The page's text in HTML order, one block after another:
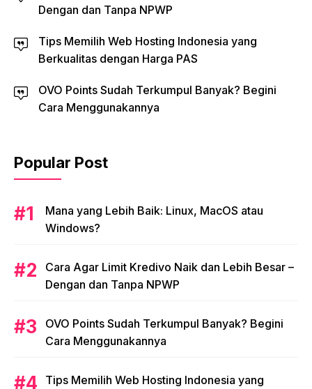
Dengan dan Tanpa NPWP
Tips Memilih Web Hosting Indonesia yang
Berkualitas dengan Harga PAS
OVO Points Sudah Terkumpul Banyak? Begini
Cara Menggunakannya
Popular Post
Mana yang Lebih Baik: Linux, MacOS atau
Windows?
Cara Agar Limit Kredivo Naik dan Lebih Besar –
Dengan dan Tanpa NPWP
OVO Points Sudah Terkumpul Banyak? Begini
Cara Menggunakannya
Tips Memilih Web Hosting Indonesia yang